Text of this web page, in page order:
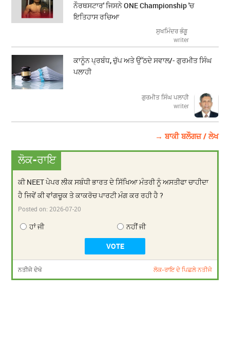
ਨੌਰਥਸਟਾਰ' ਜਿਸਨੇ ONE Championship 'ਚ
ਇਤਿਹਾਸ ਰਚਿਆ
ਸੁਖਮਿੰਦਰ ਭੰਗੂ
writer
ਕਾਨੂੰਨ ਪ੍ਰਬੰਧ, ਚੁੱਪ ਅਤੇ ਉੱਠਦੇ ਸਵਾਲ/- ਗੁਰਮੀਤ ਸਿੰਘ
ਪਲਾਹੀ
ਗੁਰਮੀਤ ਸਿੰਘ ਪਲਾਹੀ
writer
→ ਬਾਕੀ ਬਲੌਗਜ਼ / ਲੇਖ
ਲੋਕ-ਰਾਇ
ਕੀ NEET ਪੇਪਰ ਲੀਕ ਸਬੰਧੀ ਭਾਰਤ ਦੇ ਸਿੱਖਿਆ ਮੰਤਰੀ ਨੂੰ ਅਸਤੀਫਾ ਚਾਹੀਦਾ
ਹੈ ਜਿਵੇਂ ਕੀ ਵਾਂਗਚੂਕ ਤੇ ਕਾਕਰੋਚ ਪਾਰਟੀ ਮੰਗ ਕਰ ਰਹੀ ਹੈ ?
Posted on:2026-07-20
ਹਾਂ ਜੀ ਨਹੀਂ ਜੀ
ਨਤੀਜੇ ਦੇਖੋ ਲੋਕ-ਰਾਇ ਦੇ ਪਿਛਲੇ ਨਤੀਜੇ